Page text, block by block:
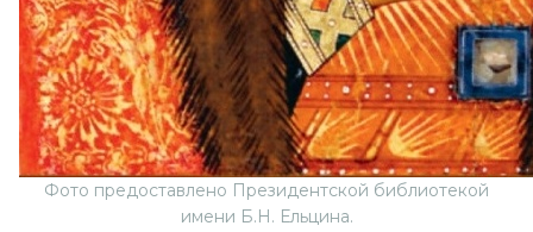
Фото предоставлено Президентской библиотекой
имени Б.Н. Ельцина.